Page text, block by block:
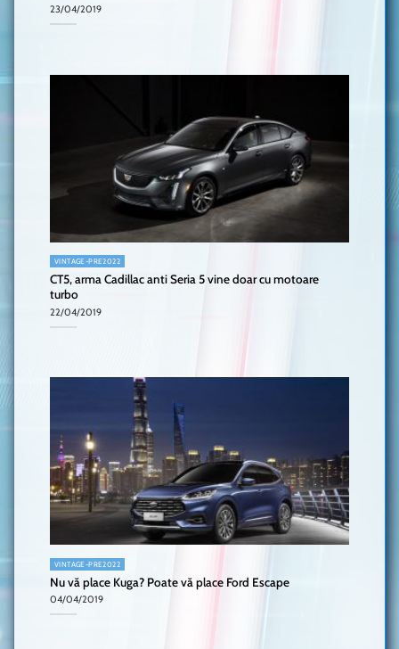
23/04/2019
VINTAGE-PRE2022
CT5, arma Cadillac anti Seria 5 vine doar cu motoare
turbo
22/04/2019
VINTAGE-PRE2022
Nu vă place Kuga? Poate vă place Ford Escape
04/04/2019